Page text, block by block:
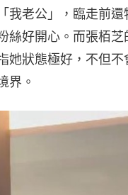
我老公」，臨走前還
絲好開心。而張栢芝
她狀態極好，不但不
界。